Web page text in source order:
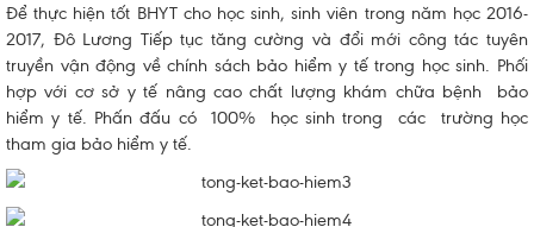
Để thực hiện tốt BHYT cho học sinh, sinh viên trong năm học 2016-
2017, Đô Lương Tiếp tục tăng cường và đổi mới công tác tuyên
truyền vận động về chính sách bảo hiểm y tế trong học sinh. Phối
hợp với cơ sở y tế nâng cao chất lượng khám chữa bệnh bảo
hiểm y tế. Phấn đấu có 100% học sinh trong các trường học
tham gia bảo hiểm y tế.